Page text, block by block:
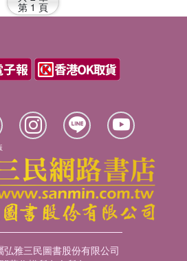
第 1 頁
弘雅三民圖書股份有限公司